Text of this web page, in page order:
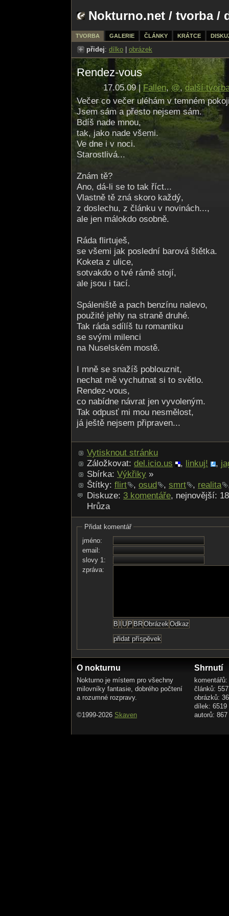
Nokturno.net / tvorba/
TVORBA GALERIE ČLÁNKY KRÁTCE
přidej: dílko obrázek
Rendez-vous
17.05.09 |Fallen,@,další
Večer co večer uléhám v temném
Jsem sám a přesto nejsem sám.
Bdíš nade mnou,
tak, jako nade všemi.
Ve dne i v noci.
Starostlivá...
Znám tě?
Ano, dá-li se to tak říct...
Vlastně tě zná skoro každý,
z doslechu, z článku v novinách...,
ale jen málokdo osobně.
Ráda flirtuješ,
se všemi jak poslední barová štětka.
Koketa z ulice,
sotvakdo o tvé rámě stojí,
ale jsou i tací.
Spáleniště a pach benzínu nalevo,
použité jehly na straně druhé.
Tak ráda sdílíš tu romantiku
se svými milenci
na Nuselském mostě.
I mně se snažíš poblouznit,
nechat mě vychutnat si to světlo.
Rendez-vous,
co nabídne návrat jen vyvoleným.
Tak odpusť mi mou nesmělost,
já ještě nejsem připraven...
Vytisknout stránku
Záložkovat: del.icio.us , linkuj! ,
Sbírka: Výkřiky »
Štítky: flirt , osud , smrt , realita
Diskuze: 3 komentáře, nejnovější:
Hrůza
Přidat komentář
jméno:
email:
slovy 1:
zpráva:
O nokturnu
Nokturno je místem pro všechny
milovníky fantasie, dobrého počtení
a rozumné rozpravy.
©1999-2026 Skaven
Shrnutí
článků: 557
obrázků:
dílek: 6519
autorů: 867